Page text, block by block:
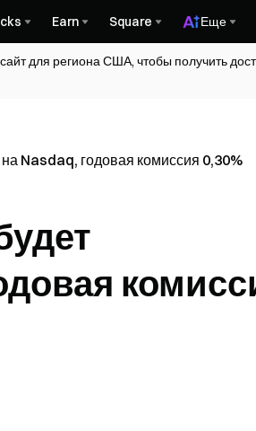
Earn Square Еще
для региона США, чтобы получить
Nasdaq, годовая комиссия 0,30%